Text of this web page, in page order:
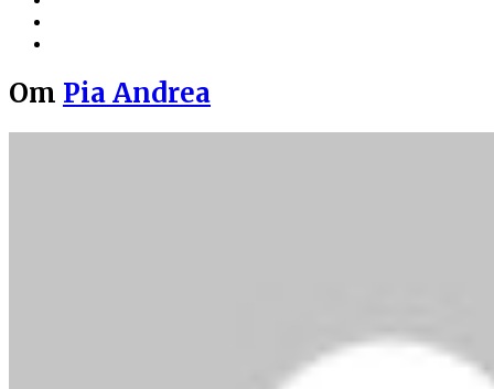
Om Pia Andrea